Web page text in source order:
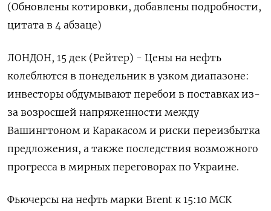
(Обновлены котировки, добавлены подробности,
цитата в 4 абзаце)
ЛОНДОН, 15 дек (Рейтер) - Цены на нефть
колеблются в понедельник в узком диапазоне:
инвесторы обдумывают перебои в поставках из-
за возросшей напряженности между
Вашингтоном и Каракасом и риски переизбытка
предложения, а также последствия возможного
прогресса в мирных переговорах по Украине.
Фьючерсы на нефть марки Brent к 15:10 МСК